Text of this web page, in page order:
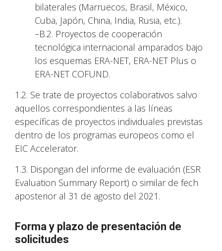
bilaterales (Marruecos, Brasil, México,
Cuba, Japón, China, India, Rusia, etc.).
–B.2. Proyectos de cooperación
tecnológica internacional amparados bajo
los esquemas ERA-NET, ERA-NET Plus o
ERA-NET COFUND.
1.2. Se trate de proyectos colaborativos salvo
aquellos correspondientes a las líneas
específicas de proyectos individuales previstas
dentro de los programas europeos como el
EIC Accelerator.
1.3. Dispongan del informe de evaluación (ESR
Evaluation Summary Report) o similar de fech
aposterior al 31 de agosto del 2021.
Forma y plazo de presentación de
solicitudes